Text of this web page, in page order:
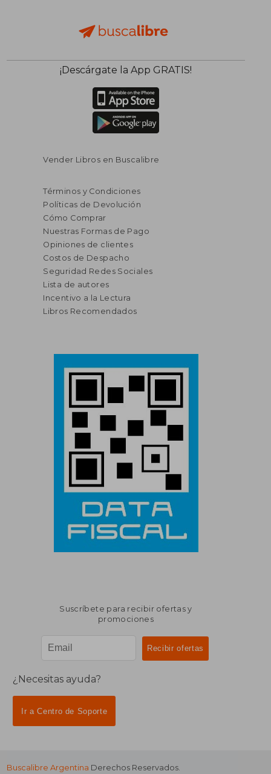
$ 114.132
¡Descárgate la App GRATIS!
Vender Libros en Buscalibre
Términos y Condiciones
Políticas de Devolución
Cómo Comprar
Nuestras Formas de Pago
Opiniones de clientes
Costos de Despacho
Seguridad Redes Sociales
Lista de autores
Incentivo a la Lectura
Libros Recomendados
Suscríbete para recibir ofertas y
promociones
¿Necesitas ayuda?
Ir a Centro de Soporte
Buscalibre Argentina Derechos Reservados.